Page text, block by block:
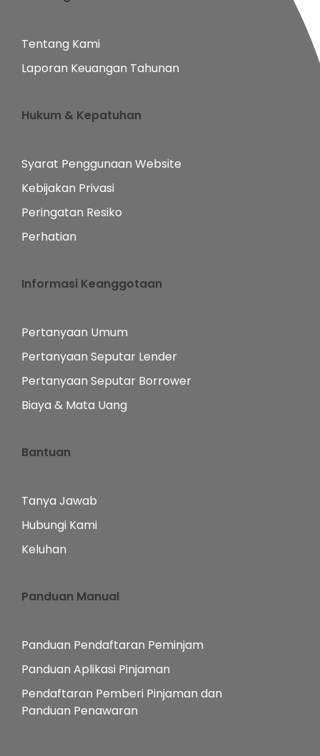
Tentang Kami
Laporan Keuangan Tahunan
Hukum & Kepatuhan
Syarat Penggunaan Website
Kebijakan Privasi
Peringatan Resiko
Perhatian
Informasi Keanggotaan
Pertanyaan Umum
Pertanyaan Seputar Lender
Pertanyaan Seputar Borrower
Biaya & Mata Uang
Bantuan
Tanya Jawab
Hubungi Kami
Keluhan
Panduan Manual
Panduan Pendaftaran Peminjam
Panduan Aplikasi Pinjaman
Pendaftaran Pemberi Pinjaman dan
Panduan Penawaran